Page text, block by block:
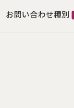
お問い合わせ種別